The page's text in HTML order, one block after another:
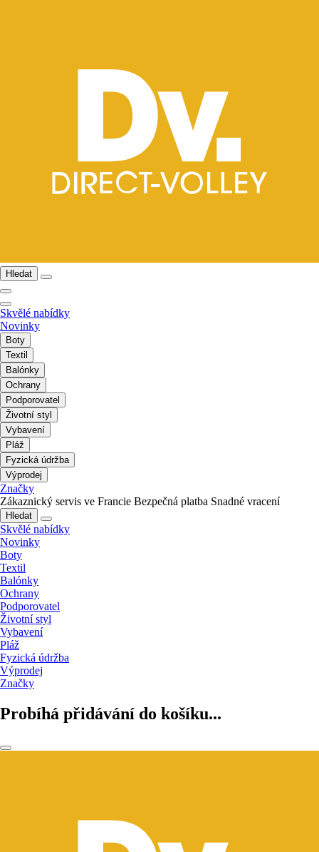
Hledat
Skvělé nabídky
Novinky
Boty
Textil
Balónky
Ochrany
Podporovatel
Životní styl
Vybavení
Pláž
Fyzická údržba
Výprodej
Značky
Zákaznický servis ve Francie Bezpečná platba Snadné vracení
Hledat
Skvělé nabídky
Novinky
Boty
Textil
Balónky
Ochrany
Podporovatel
Životní styl
Vybavení
Pláž
Fyzická údržba
Výprodej
Značky
Probíhá přidávání do košíku...